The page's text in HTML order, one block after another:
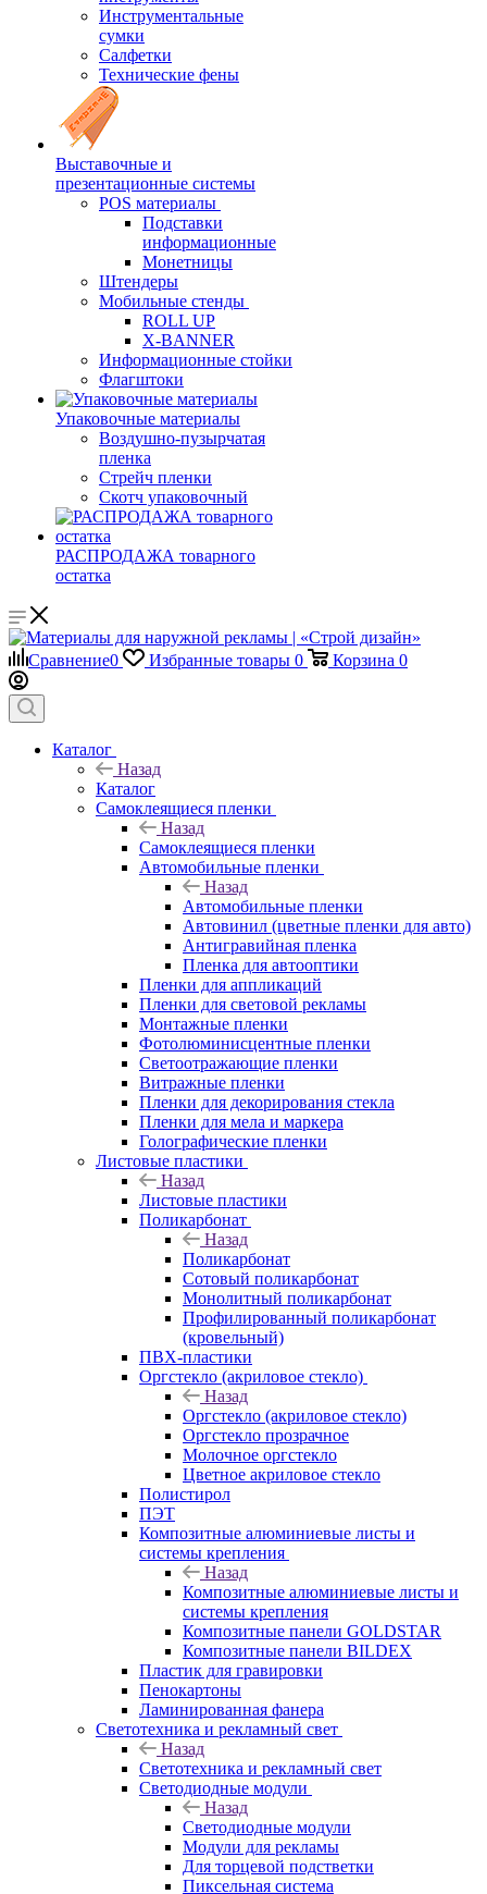
Инструментальные
сумки
Салфетки
Технические фены
Выставочные и
презентационные системы
POS материалы
Подставки
информационные
Монетницы
Штендеры
Мобильные стенды
ROLL UP
X-BANNER
Информационные стойки
Флагштоки
Упаковочные материалы
Воздушно-пузырчатая
пленка
Стрейч пленки
Скотч упаковочный
РАСПРОДАЖА товарного
остатка
Сравнение0 Избранные товары 0 Корзина 0
Каталог
Назад
Каталог
Самоклеящиеся пленки
Назад
Самоклеящиеся пленки
Автомобильные пленки
Назад
Автомобильные пленки
Автовинил (цветные пленки для авто)
Антигравийная пленка
Пленка для автооптики
Пленки для аппликаций
Пленки для световой рекламы
Монтажные пленки
Фотолюминисцентные пленки
Светоотражающие пленки
Витражные пленки
Пленки для декорирования стекла
Пленки для мела и маркера
Голографические пленки
Листовые пластики
Назад
Листовые пластики
Поликарбонат
Назад
Поликарбонат
Сотовый поликарбонат
Монолитный поликарбонат
Профилированный поликарбонат
(кровельный)
ПВХ-пластики
Оргстекло (акриловое стекло)
Назад
Оргстекло (акриловое стекло)
Оргстекло прозрачное
Молочное оргстекло
Цветное акриловое стекло
Полистирол
ПЭТ
Композитные алюминиевые листы и
системы крепления
Назад
Композитные алюминиевые листы и
системы крепления
Композитные панели GOLDSTAR
Композитные панели BILDEX
Пластик для гравировки
Пенокартоны
Ламинированная фанера
Светотехника и рекламный свет
Назад
Светотехника и рекламный свет
Светодиодные модули
Назад
Светодиодные модули
Модули для рекламы
Для торцевой подстветки
Пиксельная система